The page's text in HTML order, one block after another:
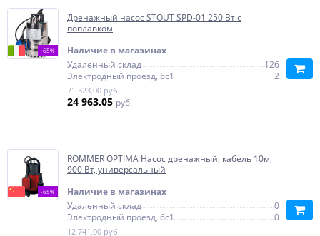
-65%
Дренажный насос STOUT SPD-01 250 Вт с
поплавком
Наличие в магазинах
Удаленный склад
126
Электродный проезд, 6с1
2
71 323,00 руб.
24 963,05 руб.
-65%
ROMMER OPTIMA Насос дренажный, кабель 10м,
900 Вт, универсальный
Наличие в магазинах
Удаленный склад
0
Электродный проезд, 6с1
0
12 741,00 руб.